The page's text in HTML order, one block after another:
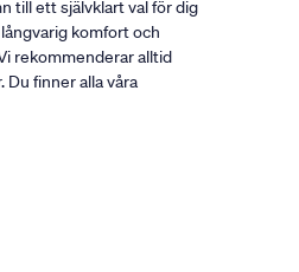
till ett självklart val för dig
komfort och
rekommenderar alltid
Du finner alla våra